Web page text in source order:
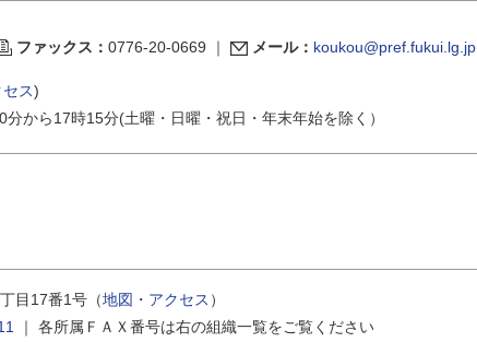
ファックス： 0776-20-0669 ｜ メール： koukou@pref.fukui.lg.jp
ス)
分から17時15分(土曜・日曜・祝日・年末年始を除く）
目17番1号（地図・アクセス ）
｜ 各所属ＦＡＸ番号は右の組織一覧をご覧ください